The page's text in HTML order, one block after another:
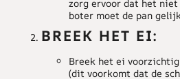
zorg ervoor dat het
boter moet de pan
BREEK HET EI:
Breek het ei
(dit voorkomt dat de